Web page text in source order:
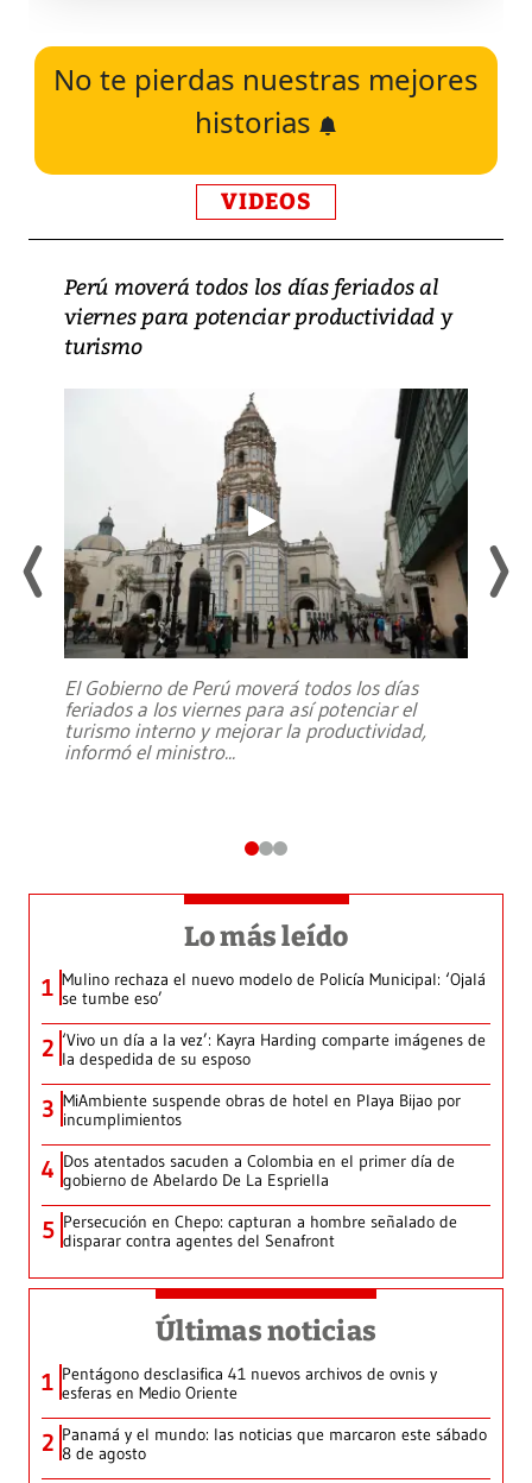
No te pierdas nuestras mejores
historias
VIDEOS
Perú moverá todos los días feriados al
viernes para potenciar productividad y
turismo
El Gobierno de Perú moverá todos los días
feriados a los viernes para así potenciar el
turismo interno y mejorar la productividad,
informó el ministro...
Lo más leído
1 Mulino rechaza el nuevo modelo de Policía Municipal: ‘Ojalá
se tumbe eso’
2 ‘Vivo un día a la vez’: Kayra Harding comparte imágenes de
la despedida de su esposo
3 MiAmbiente suspende obras de hotel en Playa Bijao por
incumplimientos
4 Dos atentados sacuden a Colombia en el primer día de
gobierno de Abelardo De La Espriella
5 Persecución en Chepo: capturan a hombre señalado de
disparar contra agentes del Senafront
Últimas noticias
1 Pentágono desclasifica 41 nuevos archivos de ovnis y
esferas en Medio Oriente
2 Panamá y el mundo: las noticias que marcaron este sábado
8 de agosto